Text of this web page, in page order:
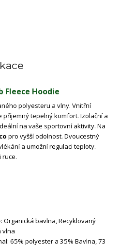
Fleece Hoodie
polyesteru a vlny. Vnitřní
tepelný komfort. Izolační a
na vaše sportovní aktivity. Na
pro vyšší odolnost. Dvoucestný
a umožní regulaci teploty.
ruce.
Organická bavlna, Recyklovaný
vlna
65% polyester a 35% Bavlna, 73